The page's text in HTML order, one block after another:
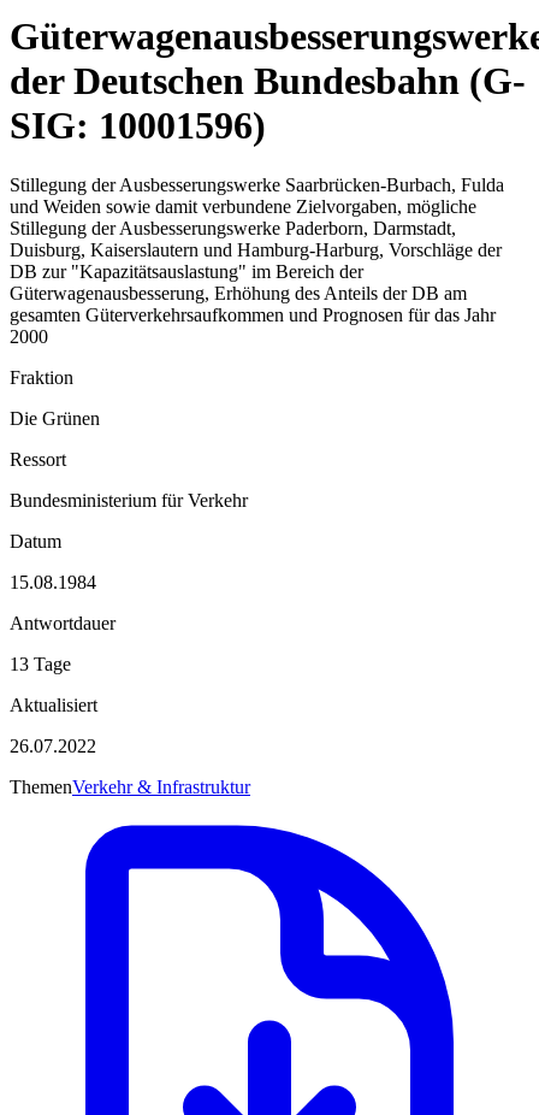
der Deutschen Bundesbahn (G-
SIG: 10001596)
Stillegung der Ausbesserungswerke Saarbrücken-Burbach, Fulda
und Weiden sowie damit verbundene Zielvorgaben, mögliche
Stillegung der Ausbesserungswerke Paderborn, Darmstadt,
Duisburg, Kaiserslautern und Hamburg-Harburg, Vorschläge der
DB zur "Kapazitätsauslastung" im Bereich der
Güterwagenausbesserung, Erhöhung des Anteils der DB am
gesamten Güterverkehrsaufkommen und Prognosen für das Jahr
2000
Fraktion
Die Grünen
Ressort
Bundesministerium für Verkehr
Datum
15.08.1984
Antwortdauer
13 Tage
Aktualisiert
26.07.2022
ThemenVerkehr & Infrastruktur